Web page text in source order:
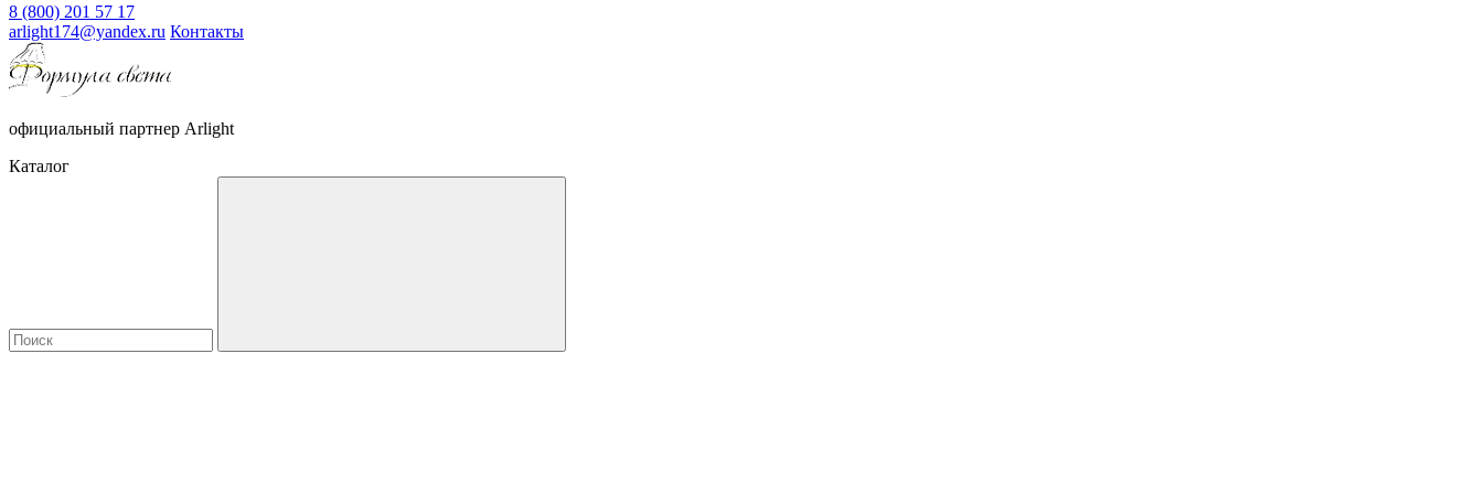
8 (800) 201 57 17
arlight174@yandex.ru Контакты
официальный партнер Arlight
Каталог